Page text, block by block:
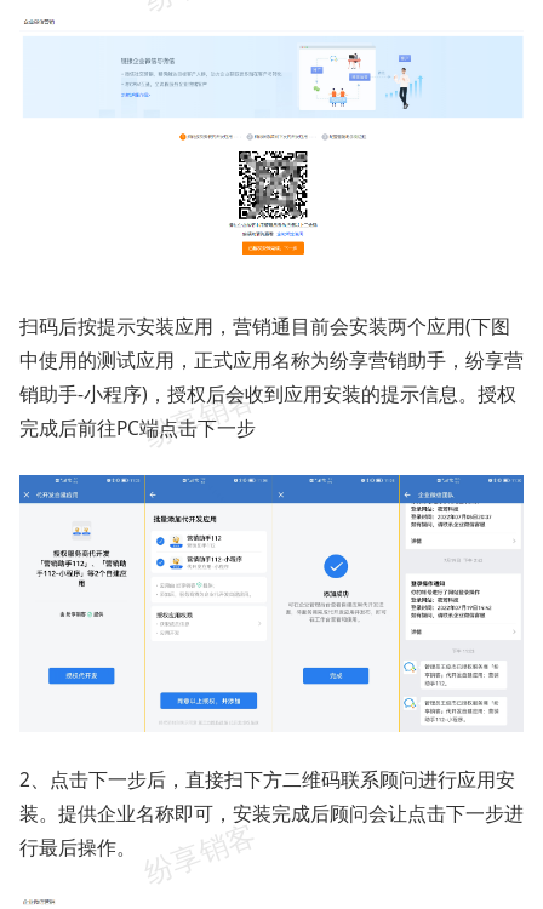
扫码后按提示安装应用，营销通目前会安装两个应用(下图
中使用的测试应用，正式应用名称为纷享营销助手，纷享营
销助手-小程序)，授权后会收到应用安装的提示信息。授权
完成后前往PC端点击下一步
2、点击下一步后，直接扫下方二维码联系顾问进行应用安
装。提供企业名称即可，安装完成后顾问会让点击下一步进
行最后操作。